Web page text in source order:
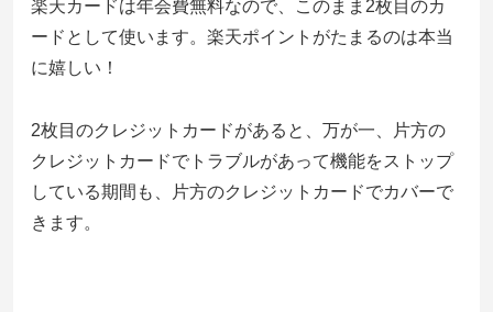
楽天カードは年会費無料なので、このまま2枚目のカ
ードとして使います。楽天ポイントがたまるのは本当
に嬉しい！
2枚目のクレジットカードがあると、万が一、片方の
クレジットカードでトラブルがあって機能をストップ
している期間も、片方のクレジットカードでカバーで
きます。